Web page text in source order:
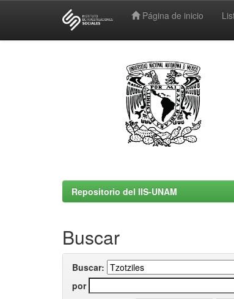
Página de inicio
Repositorio del IIS-UNAM
Buscar
Buscar:
por